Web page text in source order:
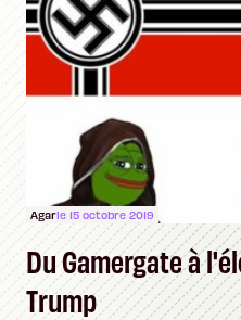
Agarle 15 octobre 2019
Du Gamergate à
Trump